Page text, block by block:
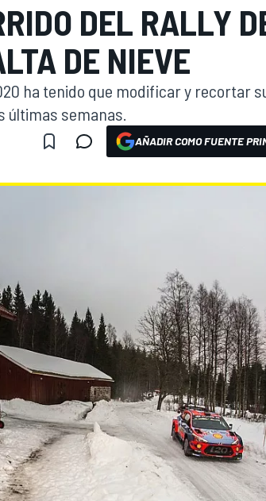
DEL RALLY
DE NIEVE
ha tenido que modificar y recortar
últimas semanas.
AÑADIR COMO FUENTE